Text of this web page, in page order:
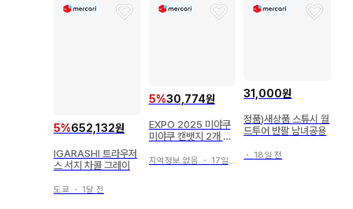
5%652,132원
IGARASHI 트라우저
스 서지 차콜 그레이
도쿄 ・ 1달 전
5%30,774원
EXPO 2025 미야쿠
미야쿠 캔뱃지 2개 세
지역정보 없음 ・ 17일 전
31,000원
정품)새상품 스튜시 월
드투어 반팔 남녀공용
・ 18일 전